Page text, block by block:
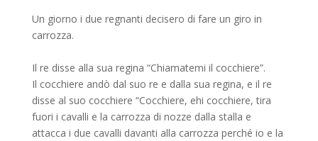
Un giorno i due regnanti decisero di fare un giro in
carrozza.
Il re disse alla sua regina “Chiamatemi il cocchiere”.
Il cocchiere andò dal suo re e dalla sua regina, e il re
disse al suo cocchiere “Cocchiere, ehi cocchiere, tira
fuori i cavalli e la carrozza di nozze dalla stalla e
attacca i due cavalli davanti alla carrozza perché io e la